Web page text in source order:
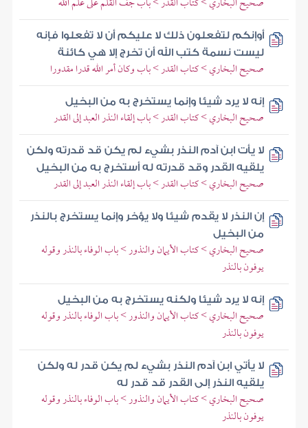
أوإنكم لتفعلون ذلك لا عليكم أن لا تفعلوا فإنه
ليست نسمة كتب الله أن تخرج إلا هي كائنة
صحيح البخاري > كتاب القدر > باب وكان أمر الله قدرا مقدورا
إنه لا يرد شيئا وإنما يستخرج به من البخيل
صحيح البخاري > كتاب القدر > باب إلقاء النذر العبد إلى القدر
لا يأت ابن آدم النذر بشيء لم يكن قد قدرته ولكن
يلقيه القدر وقد قدرته له أستخرج به من البخيل
صحيح البخاري > كتاب القدر > باب إلقاء النذر العبد إلى القدر
إن النذر لا يقدم شيئا ولا يؤخر وإنما يستخرج بالنذر
من البخيل
صحيح البخاري > كتاب الأيمان والنذور > باب الوفاء بالنذر وقوله
يوفون بالنذر
إنه لا يرد شيئا ولكنه يستخرج به من البخيل
صحيح البخاري > كتاب الأيمان والنذور > باب الوفاء بالنذر وقوله
يوفون بالنذر
لا يأتي ابن آدم النذر بشيء لم يكن قدر له ولكن
يلقيه النذر إلى القدر قد قدر له
صحيح البخاري > كتاب الأيمان والنذور > باب الوفاء بالنذر وقوله
يوفون بالنذر